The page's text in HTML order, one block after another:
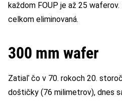
každom FOUP je až 25
celkom eliminovaná.
300 mm wafer
Zatiaľ čo v 70. rokoch 20.
doštičky (76 milimetrov), dnes